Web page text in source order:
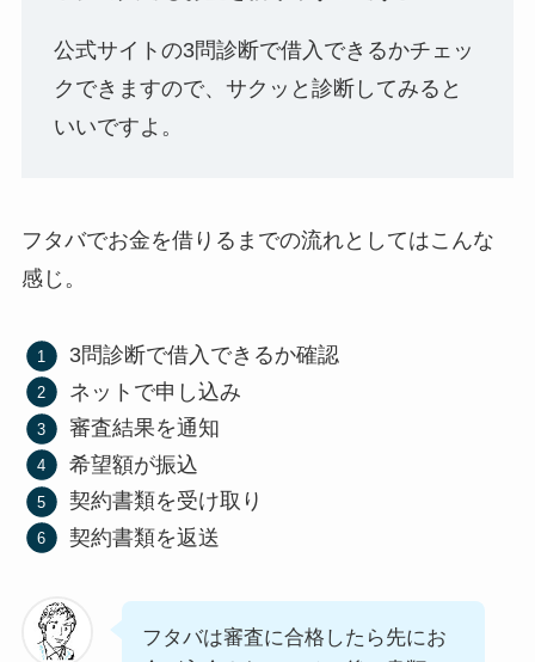
公式サイトの3問診断で借入できるかチェッ
クできますので、サクッと診断してみると
いいですよ。
フタバでお金を借りるまでの流れとしてはこんな
感じ。
3問診断で借入できるか確認
ネットで申し込み
審査結果を通知
希望額が振込
契約書類を受け取り
契約書類を返送
フタバは審査に合格したら先にお